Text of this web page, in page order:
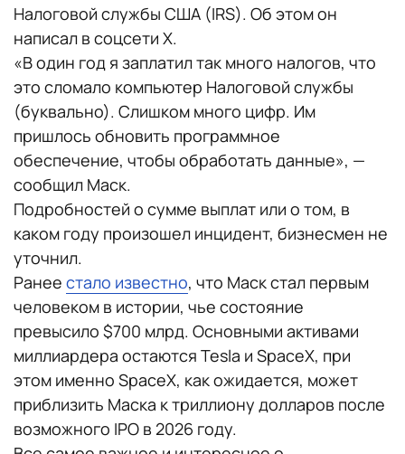
Налоговой службы США (IRS). Об этом он
написал в соцсети X.
«В один год я заплатил так много налогов, что
это сломало компьютер Налоговой службы
(буквально). Слишком много цифр. Им
пришлось обновить программное
обеспечение, чтобы обработать данные», —
сообщил Маск.
Подробностей о сумме выплат или о том, в
каком году произошел инцидент, бизнесмен не
уточнил.
Ранее стало известно, что Маск стал первым
человеком в истории, чье состояние
превысило $700 млрд. Основными активами
миллиардера остаются Tesla и SpaceX, при
этом именно SpaceX, как ожидается, может
приблизить Маска к триллиону долларов после
возможного IPO в 2026 году.